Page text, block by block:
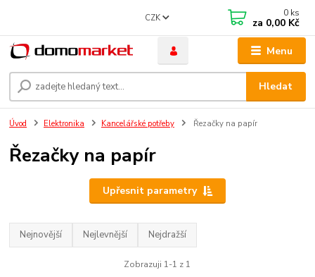
Menu
CZK
Hledat
0 ks
za 0,00 Kč
Úvod Elektronika Kancelářské potřeby Řezačky na papír
Řezačky na papír
Upřesnit parametry
Nejnovější Nejlevnější Nejdražší
Zobrazuji 1-1 z 1